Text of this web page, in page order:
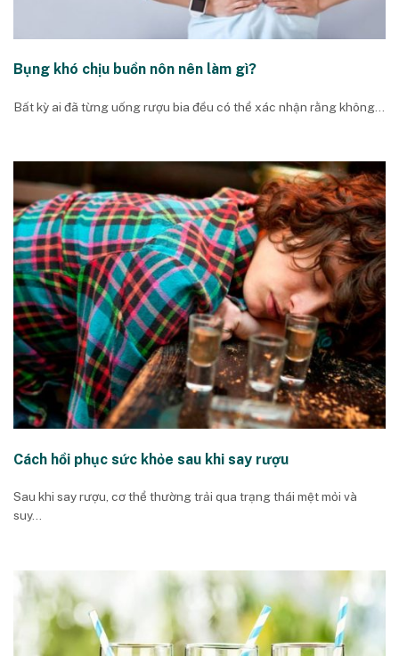
Bụng khó chịu buồn nôn nên làm gì?
Bất kỳ ai đã từng uống rượu bia đều có thể xác nhận rằng không...
Cách hồi phục sức khỏe sau khi say rượu
Sau khi say rượu, cơ thể thường trải qua trạng thái mệt mỏi và
suy...